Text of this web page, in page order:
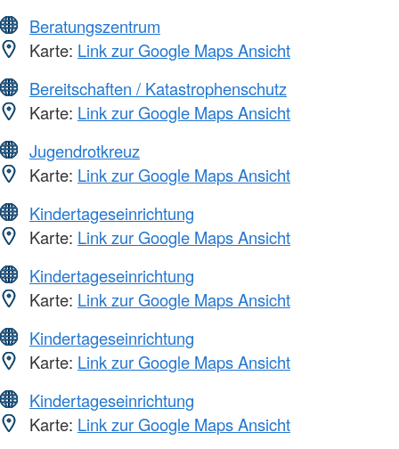
Beratungszentrum
Karte: Link zur Google Maps Ansicht
Bereitschaften / Katastrophenschutz
Karte: Link zur Google Maps Ansicht
Jugendrotkreuz
Karte: Link zur Google Maps Ansicht
Kindertageseinrichtung
Karte: Link zur Google Maps Ansicht
Kindertageseinrichtung
Karte: Link zur Google Maps Ansicht
Kindertageseinrichtung
Karte: Link zur Google Maps Ansicht
Kindertageseinrichtung
Karte: Link zur Google Maps Ansicht